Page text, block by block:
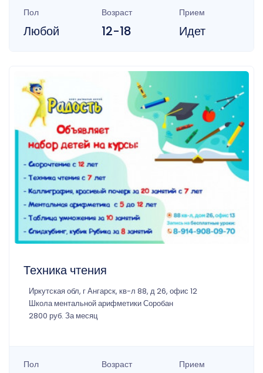
Пол
Любой
Возраст
12-18
Прием
Идет
Техника чтения
Иркутская обл, г Ангарск, кв-л 88, д 26, офис 12
Школа ментальной арифметики Соробан
2800 руб. За месяц
Пол Возраст Прием